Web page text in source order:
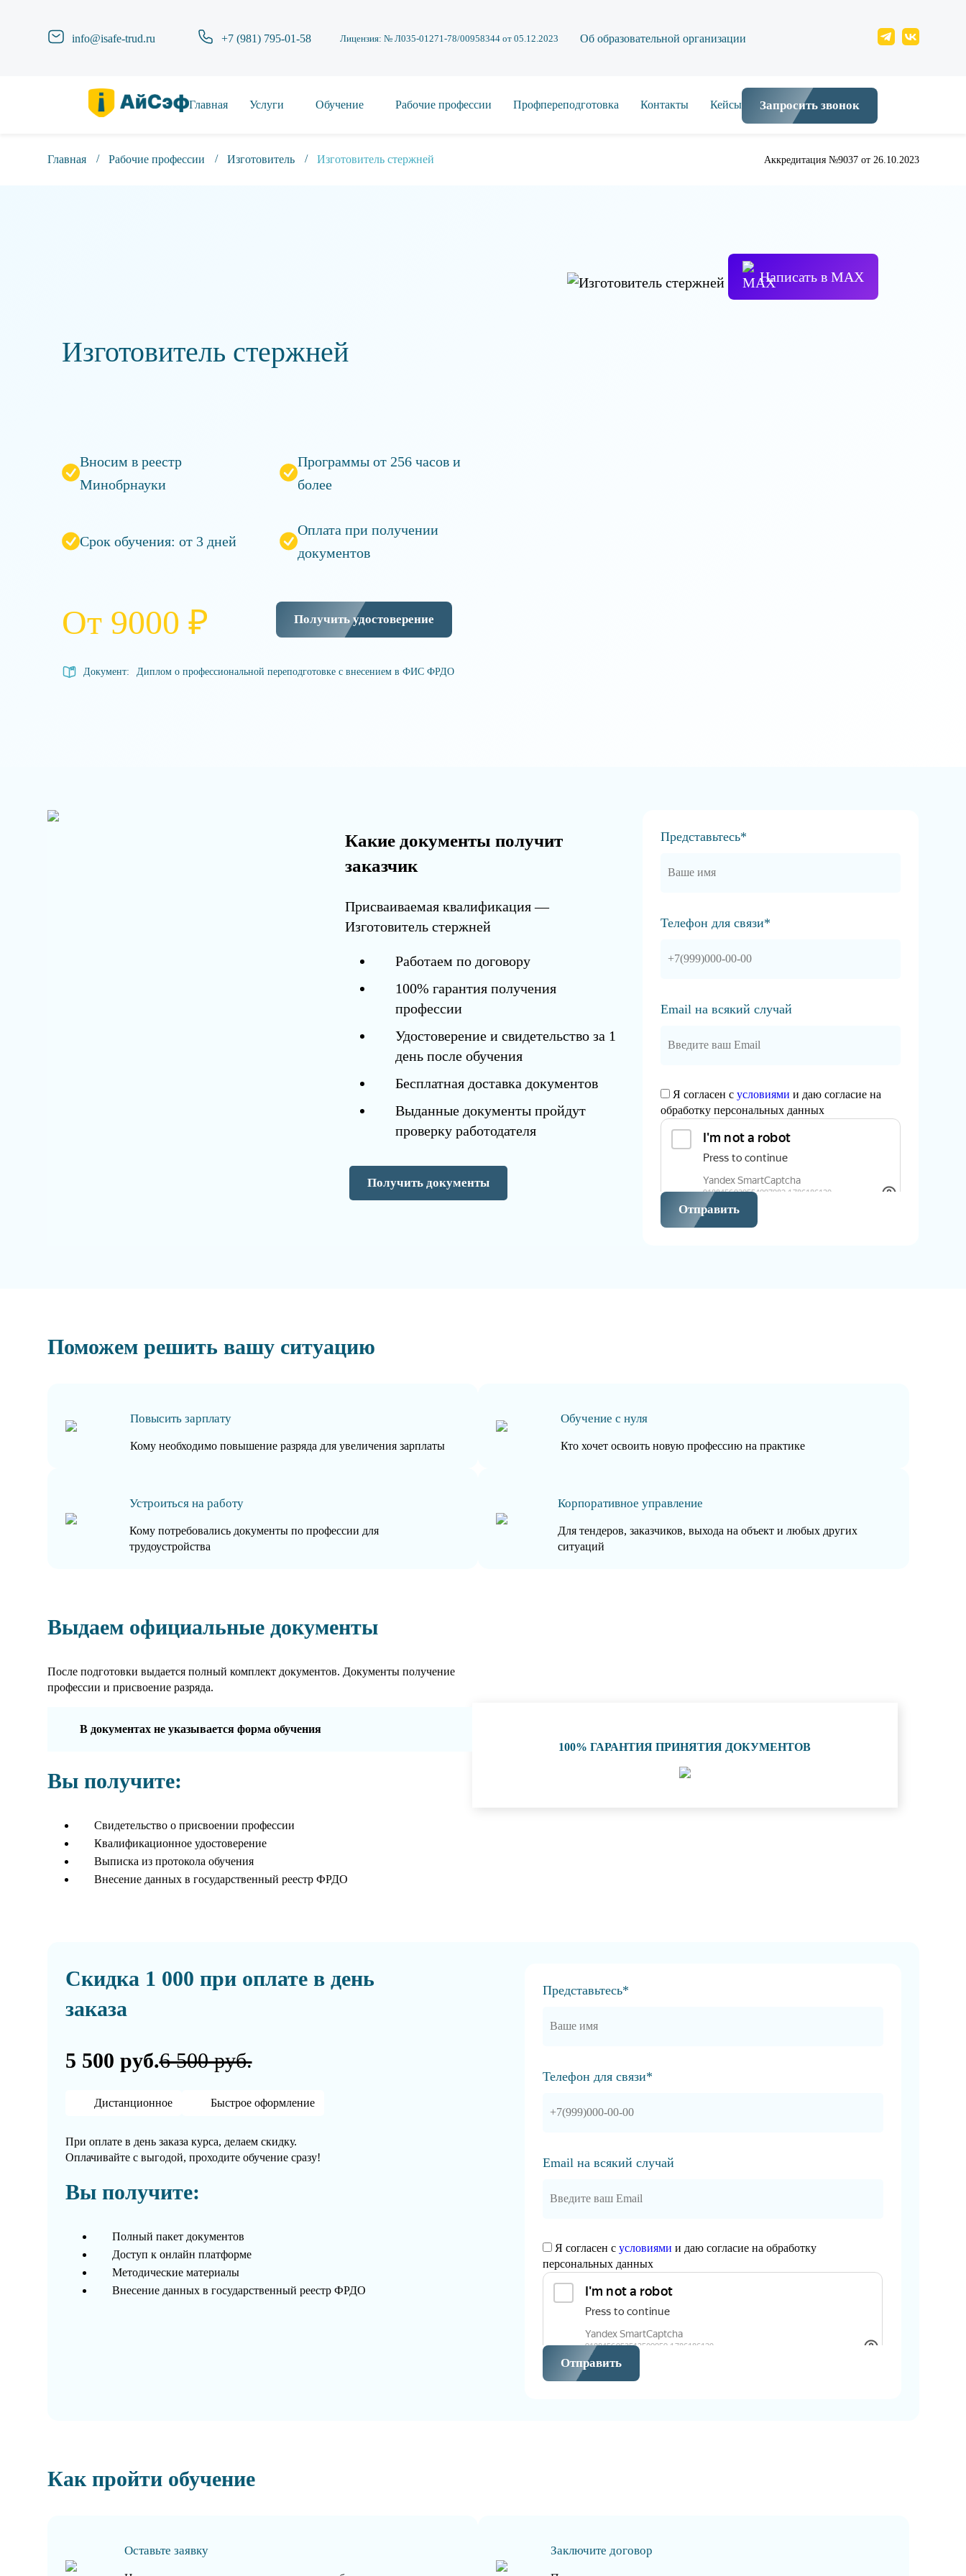
info@isafe-trud.ru +7 (981) 795-01-58 Лицензия: № Л035-01271-78/00958344 от 05.12.2023 Об образовательной организации
Главная Услуги Обучение Рабочие профессии Профпереподготовка Контакты Кейсы Запросить звонок
Главная Рабочие профессии Изготовитель Изготовитель стержней Аккредитация №9037 от 26.10.2023
Изготовитель стержней
Вносим в реестр
Минобрнауки
Программы от 256 часов и
более
Срок обучения: от 3 дней
Оплата при получении
документов
От 9000 ₽ Получить удостоверение
Написать в МАХ
Документ: Диплом о профессиональной переподготовке с внесением в ФИС ФРДО
Какие документы получит
заказчик
Присваиваемая квалификация —
Изготовитель стержней
Работаем по договору
100% гарантия получения
профессии
Удостоверение и свидетельство за 1
день после обучения
Бесплатная доставка документов
Выданные документы пройдут
проверку работодателя
Получить документы
Представьтесь*
Телефон для связи*
Email на всякий случай
Я согласен сусловиями и даю согласие на
обработку персональных данных
Отправить
Поможем решить вашу ситуацию
Повысить зарплату
Кому необходимо повышение разряда для увеличения зарплаты
Обучение с нуля
Кто хочет освоить новую профессию на практике
Устроиться на работу
Кому потребовались документы по профессии для
трудоустройства
Корпоративное управление
Для тендеров, заказчиков, выхода на объект и любых других
ситуаций
Выдаем официальные документы
После подготовки выдается полный комплект документов. Документы получение
профессии и присвоение разряда.
В документах не указывается форма обучения
Вы получите:
Свидетельство о присвоении профессии
Квалификационное удостоверение
Выписка из протокола обучения
Внесение данных в государственный реестр ФРДО
100% ГАРАНТИЯ ПРИНЯТИЯ ДОКУМЕНТОВ
Скидка 1 000 при оплате в день
заказа
5 500 руб.6 500 руб.
Дистанционное Быстрое оформление
При оплате в день заказа курса, делаем скидку.
Оплачивайте с выгодой, проходите обучение сразу!
Вы получите:
Полный пакет документов
Доступ к онлайн платформе
Методические материалы
Внесение данных в государственный реестр ФРДО
Представьтесь*
Телефон для связи*
Email на всякий случай
Я согласен сусловиями и даю согласие на обработку
персональных данных
Отправить
Как пройти обучение
Оставьте заявку Заключите договор